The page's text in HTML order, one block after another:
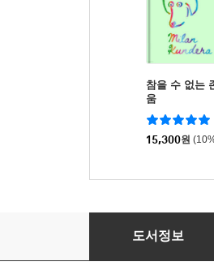
참을 수 없는
움
15,300원
레 미제라블 1
도서정보